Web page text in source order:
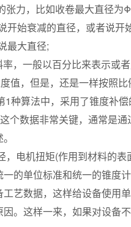
力，比如收卷最大直径为
始衰减的直径，或者说开
最大直径;
，一般以百分比来表示或
值，但是，还是一样按照
种算法中，采用了锥度补偿
数据非常关键，通常是
电机扭矩(作用到材料的表
单位标准和统一的锥度
艺数据，这样给设备使用
。这样一来，如果对设备